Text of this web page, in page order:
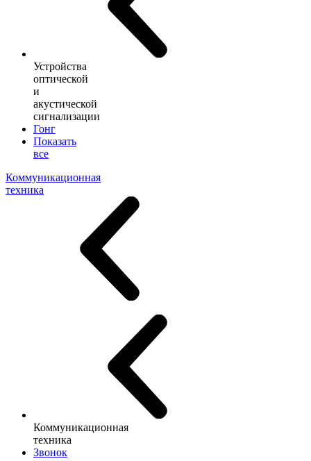
Устройства
оптической
и
акустической
сигнализации
Гонг
Показать
все
Коммуникационная
техника
Коммуникационная
техника
Звонок